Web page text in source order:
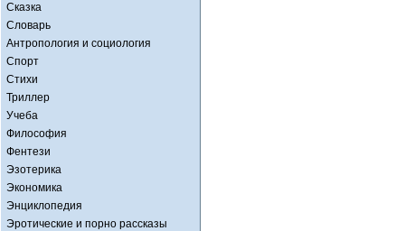
Сказка
Словарь
Антропология и социология
Спорт
Стихи
Триллер
Учеба
Философия
Фентези
Эзотерика
Экономика
Энциклопедия
Эротические и порно рассказы